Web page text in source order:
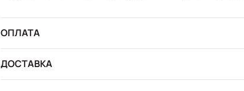
ОПЛАТА
ДОСТАВКА